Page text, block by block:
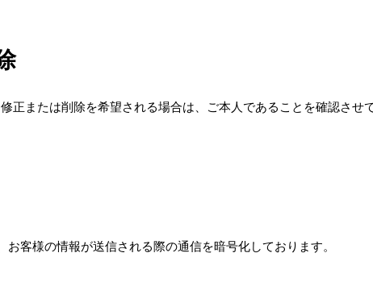
正または削除を希望される場合は、ご本人であることを確認さ
お客様の情報が送信される際の通信を暗号化しております。